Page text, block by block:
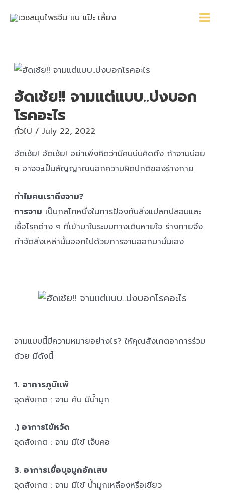
Menu
ฮัดเช้ย!! จามแต่แบบ..บ่งบอก
โรคอะไร
ทั่วไป /July 22, 2022
ฮัดเช้ย! ฮัดเช้ย! อย่าเพิ่งคิดว่ามีคนบ่นคิดถึง ถ้าจามบ่อย
ๆ อาจจะเป็นสัญญาณบอกความผิดปกติของร่างกาย
ทำไมคนเราถึงจาม?
การจาม เป็นกลไกหนึ่งในการป้องกันสิ่งแปลกปลอมและ
เชื้อโรคต่าง ๆ ที่เข้ามาในระบบทางเดินหายใจ ร่างกายจึง
กำจัดสิ่งเหล่านั้นออกไปด้วยการจามออกมานั่นเอง
จามแบบนี้มีความหมายอย่างไร? ให้คุณสังเกตอาการร่วม
ด้วย มีดังนี้
1. อาการภูมิแพ้
จุดสังเกต : จาม คัน มีน้ำมูก
.) อาการไข้หวัด
จุดสังเกต : จาม มีไข้ เจ็บคอ
3. อาการเยื่อบุจมูกอักเสบ
จุดสังเกต : จาม มีไข้ น้ำมูกเหลืองหรือเขียว
navigation